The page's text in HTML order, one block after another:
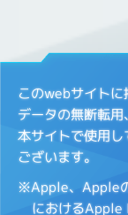
このwebサイトに
データの無断転用
本サイトで使用
ございます。
※Apple、Apple
におけるApple